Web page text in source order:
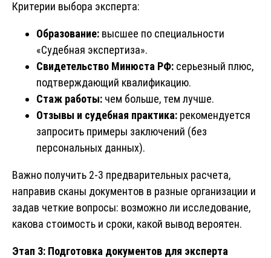
Критерии выбора эксперта:
Образование: высшее по специальности
«Судебная экспертиза».
Свидетельство Минюста РФ: серьезный плюс,
подтверждающий квалификацию.
Стаж работы: чем больше, тем лучше.
Отзывы и судебная практика: рекомендуется
запросить примеры заключений (без
персональных данных).
Важно получить 2-3 предварительных расчета,
направив сканы документов в разные организации и
задав четкие вопросы: возможно ли исследование,
какова стоимость и сроки, какой вывод вероятен.
Этап 3: Подготовка документов для эксперта